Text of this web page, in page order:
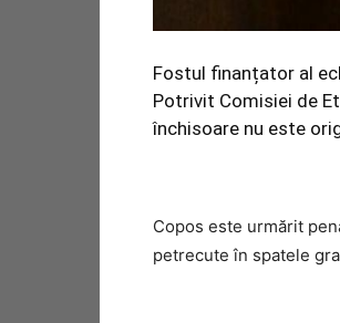
Fostul finanțator al
Potrivit Comisiei de
închisoare nu este
Copos este urmărit
petrecute în spatele